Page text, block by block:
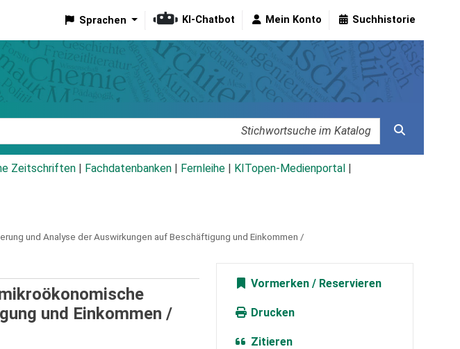
Sprachen KI-Chatbot Mein Konto Suchhistorie
Zeitschriften Fachdatenbanken Fernleihe KITopen-Medienportal
und Analyse der Auswirkungen auf Beschäftigung und Einkommen /
und Einkommen /
Vormerken
Drucken
Zitieren